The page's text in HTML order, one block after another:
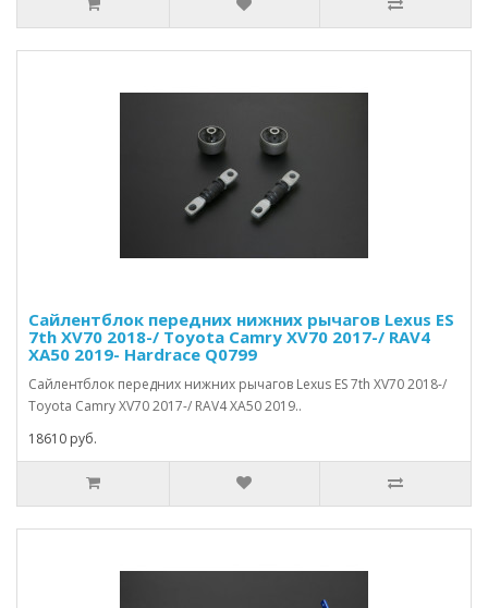
Сайлентблок передних нижних рычагов Lexus ES
7th XV70 2018-/ Toyota Camry XV70 2017-/ RAV4
XA50 2019- Hardrace Q0799
Сайлентблок передних нижних рычагов Lexus ES 7th XV70 2018-/
Toyota Camry XV70 2017-/ RAV4 XA50 2019..
18610 руб.